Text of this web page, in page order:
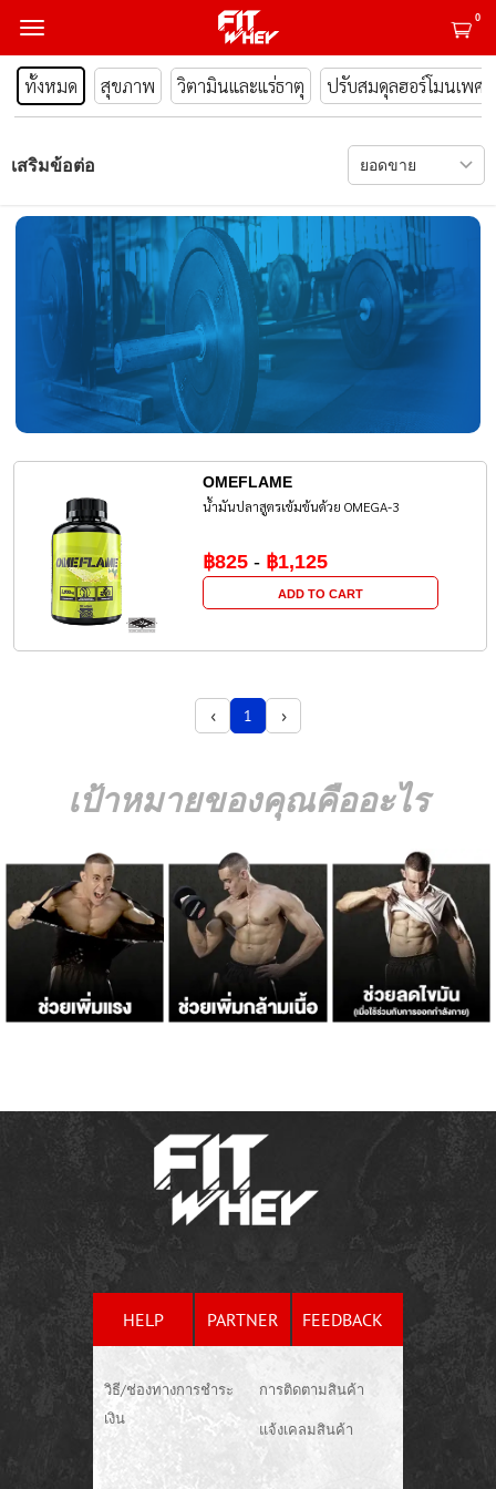
0
ทั้งหมด สุขภาพ วิตามินและแร่ธาตุ ปรับสมดุลฮอร์โมนเพศ
เสริมข้อต่อ
OMEFLAME
น้ำมันปลาสูตรเข้มข้นด้วย OMEGA-3
฿825- ฿1,125
ADD TO CART
‹ 1 ›
เป้าหมายของคุณคืออะไร
HELP PARTNER FEEDBACK
วิธี/ช่องทางการชำระ
เงิน
การติดตามสินค้า
แจ้งเคลมสินค้า